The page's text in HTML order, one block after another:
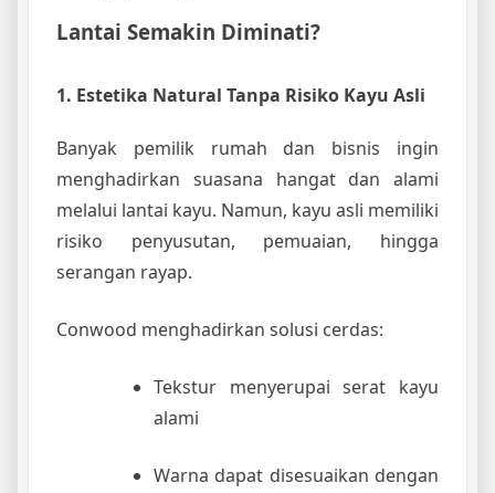
Lantai Semakin Diminati?
1. Estetika Natural Tanpa Risiko Kayu Asli
Banyak pemilik rumah dan bisnis ingin
menghadirkan suasana hangat dan alami
melalui lantai kayu. Namun, kayu asli memiliki
risiko penyusutan, pemuaian, hingga
serangan rayap.
Conwood menghadirkan solusi cerdas:
Tekstur menyerupai serat kayu
alami
Warna dapat disesuaikan dengan